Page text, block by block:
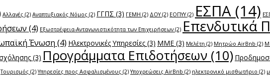
Αλλαγές (2) Αναπτυξιακός Νόμος (2) ΓΓΠΣ (3) ΓΕΜΗ (2) ΔΟΥ(2) ΕΟΠΥΥ(2) ΕΣΠΑ (14)
(4) Εξωστρέφεια-Ανταγωνιστικότητα των Επιχειρήσεων (2) Επενδυτικά
Ένωση(4) Ηλεκτρονικές Υπηρεσίες (3) ΜΜΕ (3) Μελέτη (2) Μητρώο AirBnb (2)
(3) Προγράμματα Επιδοτήσεων (10)
Τουρισμός (2) Υπηρεσίες προς Ασφαλισμένους (2) Υποχρεώσεις AirBnb (2) ηλεκτρονικό μισθωτήριο (2)